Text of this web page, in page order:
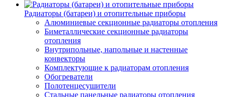
Радиаторы (батареи) и отопительные приборы
Алюминиевые секционные радиаторы отопления
Биметаллические секционные радиаторы
отопления
Внутрипольные, напольные и настенные
конвекторы
Комплектующие к радиаторам отопления
Обогреватели
Полотенцесушители
Стальные панельные радиаторы отопления